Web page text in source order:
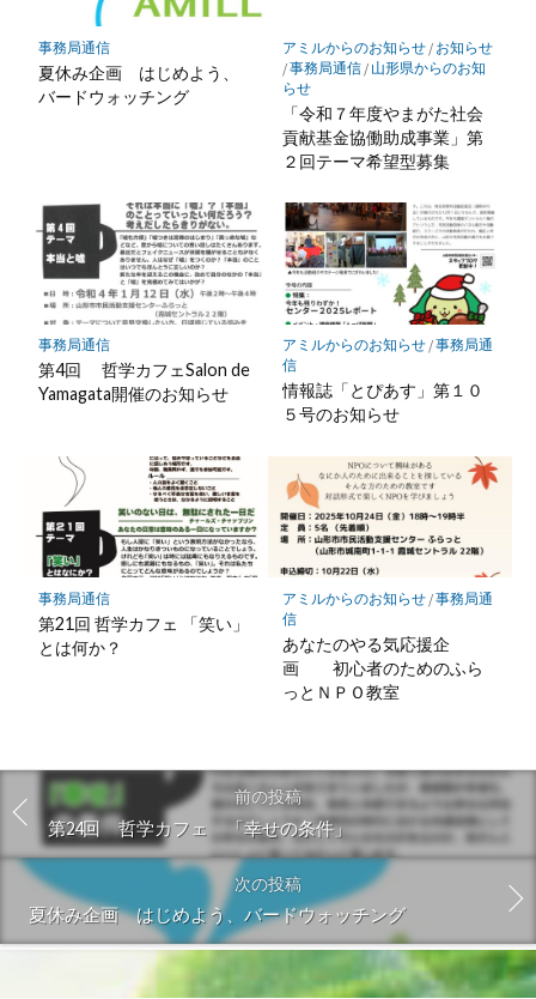
事務局通信
夏休み企画 はじめよう、
バードウォッチング
アミルからのお知らせ/ お知らせ
/事務局通信/ 山形県からのお知
らせ
「令和７年度やまがた社会
貢献基金協働助成事業」第
２回テーマ希望型募集
事務局通信
第4回 哲学カフェSalon de
Yamagata開催のお知らせ
アミルからのお知らせ/事務局通
信
情報誌「とぴあす」第１０
５号のお知らせ
事務局通信
第21回 哲学カフェ 「笑い」
とは何か？
アミルからのお知らせ/事務局通
信
あなたのやる気応援企
画 初心者のためのふら
っとＮＰＯ教室
前の投稿
第24回 哲学カフェ 「幸せの条件」
次の投稿
夏休み企画 はじめよう、バードウォッチング